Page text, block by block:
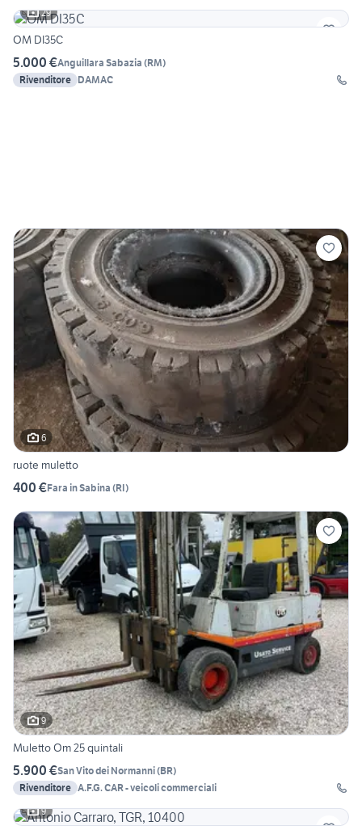
29
OM DI35C
5.000 €Anguillara Sabazia (RM)
Rivenditore DAMAC
6
ruote muletto
400 €Fara in Sabina (RI)
9
Muletto Om 25 quintali
5.900 €San Vito dei Normanni(BR)
Rivenditore A.F.G. CAR - veicoli commerciali
9